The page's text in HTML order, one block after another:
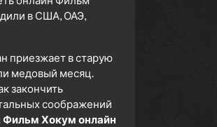
в США, ОАЭ,
приезжает в старую
медовый месяц.
закончить
соображений
Фильм Хокум онлайн